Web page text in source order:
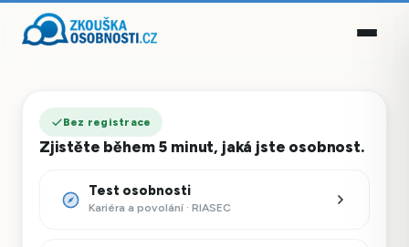
Bez registrace
Zjistěte během 5 minut, jaká jste osobnost.
Test osobnosti
Kariéra a povolání · RIASEC